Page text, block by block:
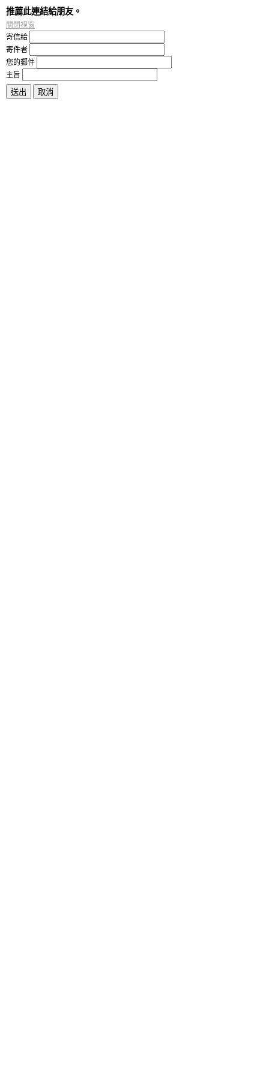
推薦此連結給朋友。
關閉視窗
寄信給
寄件者
您的郵件
主旨
送出 取消